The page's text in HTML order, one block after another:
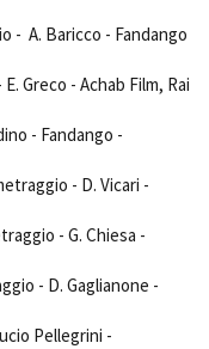
- A. Baricco - Fandango
Greco - Achab Film, Rai
- Fandango -
- D. Vicari -
- G. Chiesa -
- D. Gaglianone -
Pellegrini -